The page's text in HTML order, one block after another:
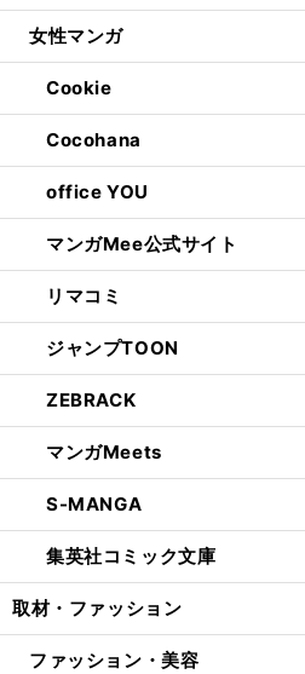
女性マンガ
Cookie
Cocohana
office YOU
マンガMee公式サイト
リマコミ
ジャンプTOON
ZEBRACK
マンガMeets
S-MANGA
集英社コミック文庫
取材・ファッション
ファッション・美容